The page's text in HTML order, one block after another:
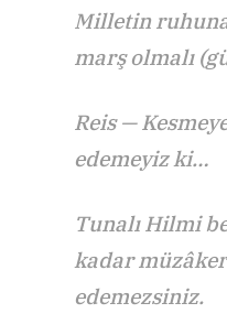
Milletin
marş olmalı
Reis —
edemeyiz ki…
Tunalı Hilmi
kadar
edemezsiniz.